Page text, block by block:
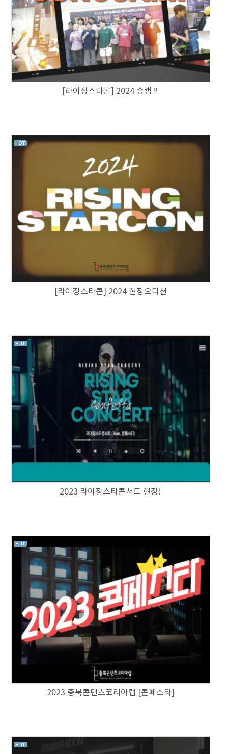
[라이징스타콘] 2024 송캠프
[라이징스타콘] 2024 현장오디션
2023 라이징스타콘서트 현장!
2023 충북콘텐츠코리아랩 [콘페스타]